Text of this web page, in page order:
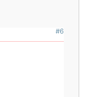
#6